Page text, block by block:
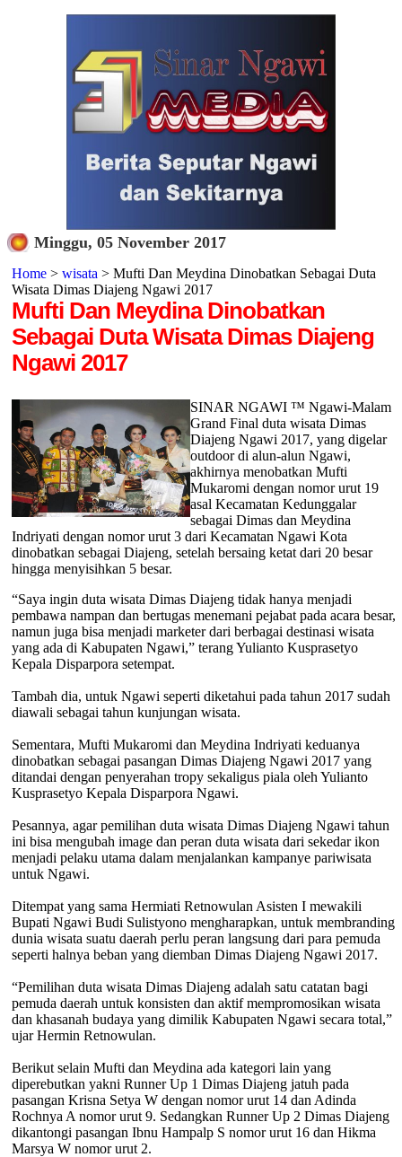
Minggu, 05 November 2017
Home> wisata > Mufti Dan Meydina Dinobatkan Sebagai Duta
Wisata Dimas Diajeng Ngawi 2017
Mufti Dan Meydina Dinobatkan
Sebagai Duta Wisata Dimas Diajeng
Ngawi 2017
SINAR NGAWI ™ Ngawi-Malam
Grand Final duta wisata Dimas
Diajeng Ngawi 2017, yang digelar
outdoor di alun-alun Ngawi,
akhirnya menobatkan Mufti
Mukaromi dengan nomor urut 19
asal Kecamatan Kedunggalar
sebagai Dimas dan Meydina
Indriyati dengan nomor urut 3 dari Kecamatan Ngawi Kota
dinobatkan sebagai Diajeng, setelah bersaing ketat dari 20 besar
hingga menyisihkan 5 besar.
“Saya ingin duta wisata Dimas Diajeng tidak hanya menjadi
pembawa nampan dan bertugas menemani pejabat pada acara besar,
namun juga bisa menjadi marketer dari berbagai destinasi wisata
yang ada di Kabupaten Ngawi,” terang Yulianto Kusprasetyo
Kepala Disparpora setempat.
Tambah dia, untuk Ngawi seperti diketahui pada tahun 2017 sudah
diawali sebagai tahun kunjungan wisata.
Sementara, Mufti Mukaromi dan Meydina Indriyati keduanya
dinobatkan sebagai pasangan Dimas Diajeng Ngawi 2017 yang
ditandai dengan penyerahan tropy sekaligus piala oleh Yulianto
Kusprasetyo Kepala Disparpora Ngawi.
Pesannya, agar pemilihan duta wisata Dimas Diajeng Ngawi tahun
ini bisa mengubah image dan peran duta wisata dari sekedar ikon
menjadi pelaku utama dalam menjalankan kampanye pariwisata
untuk Ngawi.
Ditempat yang sama Hermiati Retnowulan Asisten I mewakili
Bupati Ngawi Budi Sulistyono mengharapkan, untuk membranding
dunia wisata suatu daerah perlu peran langsung dari para pemuda
seperti halnya beban yang diemban Dimas Diajeng Ngawi 2017.
“Pemilihan duta wisata Dimas Diajeng adalah satu catatan bagi
pemuda daerah untuk konsisten dan aktif mempromosikan wisata
dan khasanah budaya yang dimilik Kabupaten Ngawi secara total,”
ujar Hermin Retnowulan.
Berikut selain Mufti dan Meydina ada kategori lain yang
diperebutkan yakni Runner Up 1 Dimas Diajeng jatuh pada
pasangan Krisna Setya W dengan nomor urut 14 dan Adinda
Rochnya A nomor urut 9. Sedangkan Runner Up 2 Dimas Diajeng
dikantongi pasangan Ibnu Hampalp S nomor urut 16 dan Hikma
Marsya W nomor urut 2.